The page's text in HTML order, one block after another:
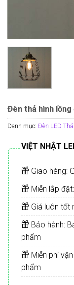
Đèn thả hình lồng
Danh mục: Đèn LED
VIỆT NHẬT
Giao hàng:
Miễn lắp
Giá luôn tốt
Bảo hành:
phẩm
Miễn phí
phẩm